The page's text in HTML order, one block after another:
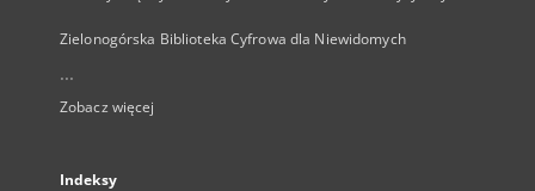
Zielonogórska Biblioteka Cyfrowa dla Niewidomych
...
Zobacz więcej
Indeksy